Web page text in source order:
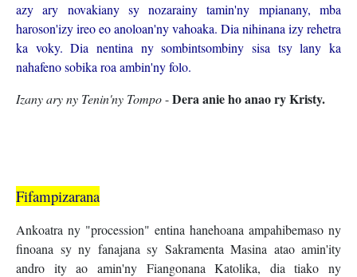
azy ary novakiany sy nozarainy tamin'ny mpianany, mba
haroson'izy ireo eo anoloan'ny vahoaka. Dia nihinana izy rehetra
ka voky. Dia nentina ny sombintsombiny sisa tsy lany ka
nahafeno sobika roa ambin'ny folo.
Izany ary ny Tenin'ny Tompo-Dera anie ho anao ry Kristy.
Fifampizarana
Ankoatra ny "procession" entina hanehoana ampahibemaso ny
finoana sy ny fanajana sy Sakramenta Masina atao amin'ity
andro ity ao amin'ny Fiangonana Katolika, dia tiako ny